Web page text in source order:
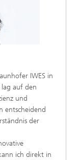
IWES in
auf den
und
entscheidend
der
ich direkt in